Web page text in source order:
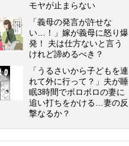
モヤが止まらない
「義母の発言が許せな
い…！」嫁が義母に怒り爆
発！ 夫は仕方ないと言う
けれど諦めるべき？
「うるさいから子どもを連
れて外に行って？」夫が睡
眠3時間でボロボロの妻に
追い打ちをかける…妻の反
撃なるか？